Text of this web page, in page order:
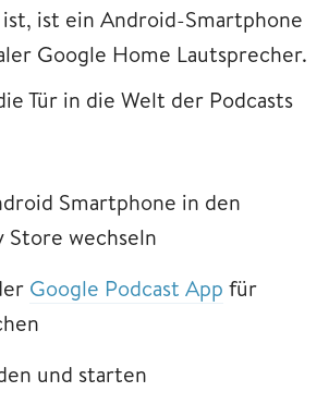
ist ein Android-Smartphone
Google Home Lautsprecher.
Tür in die Welt der Podcasts
Smartphone in den
Store wechseln
Google Podcast App für
und starten